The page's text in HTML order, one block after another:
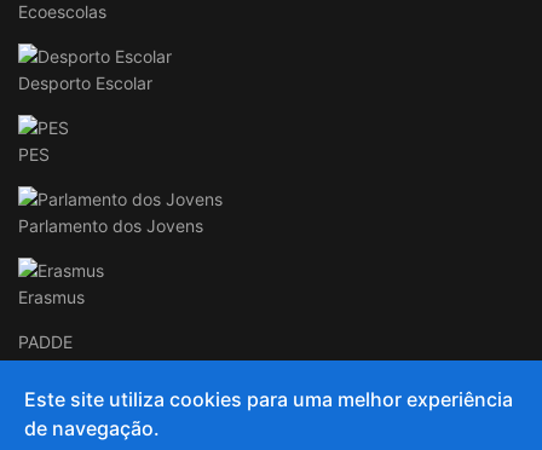
Ecoescolas
Desporto Escolar
PES
Parlamento dos Jovens
Erasmus
PADDE
Este site utiliza cookies para uma melhor experiência
de navegação.